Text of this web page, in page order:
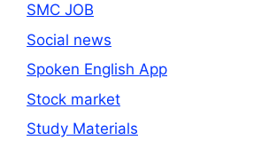
SMC JOB
Social news
Spoken English App
Stock market
Study Materials